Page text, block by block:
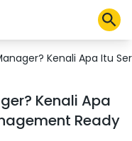
Kenali Apa Itu
Kenali Apa
Ready